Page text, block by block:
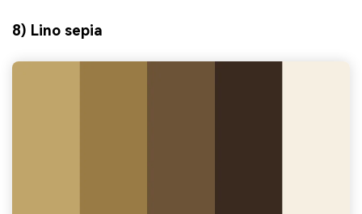
8) Lino sepia